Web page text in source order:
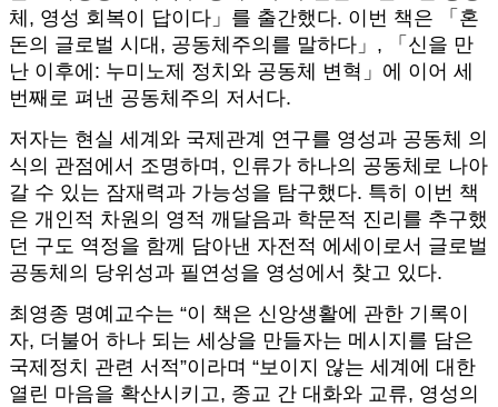
체, 영성 회복이 답이다」를 출간했다. 이번 책은 「혼
돈의 글로벌 시대, 공동체주의를 말하다」, 「신을 만
난 이후에: 누미노제 정치와 공동체 변혁」에 이어 세
번째로 펴낸 공동체주의 저서다.
저자는 현실 세계와 국제관계 연구를 영성과 공동체 의
식의 관점에서 조명하며, 인류가 하나의 공동체로 나아
갈 수 있는 잠재력과 가능성을 탐구했다. 특히 이번 책
은 개인적 차원의 영적 깨달음과 학문적 진리를 추구했
던 구도 역정을 함께 담아낸 자전적 에세이로서 글로벌
공동체의 당위성과 필연성을 영성에서 찾고 있다.
최영종 명예교수는 “이 책은 신앙생활에 관한 기록이
자, 더불어 하나 되는 세상을 만들자는 메시지를 담은
국제정치 관련 서적”이라며 “보이지 않는 세계에 대한
열린 마음을 확산시키고, 종교 간 대화와 교류, 영성의